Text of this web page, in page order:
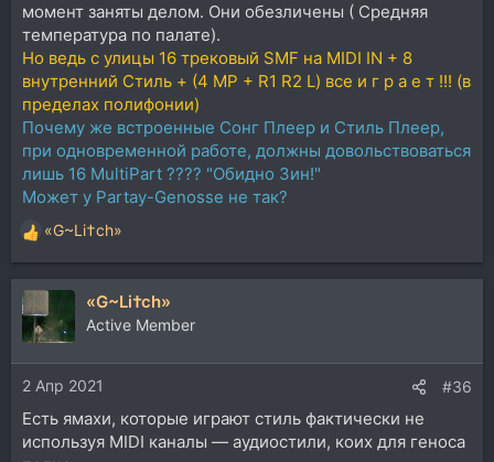
момент заняты делом. Они обезличены ( Средняя
температура по палате).
Но ведь с улицы 16 трековый SMF на MIDI IN + 8
внутренний Стиль + (4 MP + R1 R2 L) все и г р а е т !!! (в
пределах полифонии)
Почему же встроенные Сонг Плеер и Стиль Плеер,
при одновременной работе, должны довольствоваться
лишь 16 MultiPart ???? "Обидно Зин!"
Может у Partay-Genosse не так?
Р
е
а
к
ц
и
и
:
«G~Li†ch»
«G~Li†ch»
Active Member
2 Апр 2021 #36
Есть ямахи, которые играют стиль фактически не
используя MIDI каналы — аудиостили, коих для геноса